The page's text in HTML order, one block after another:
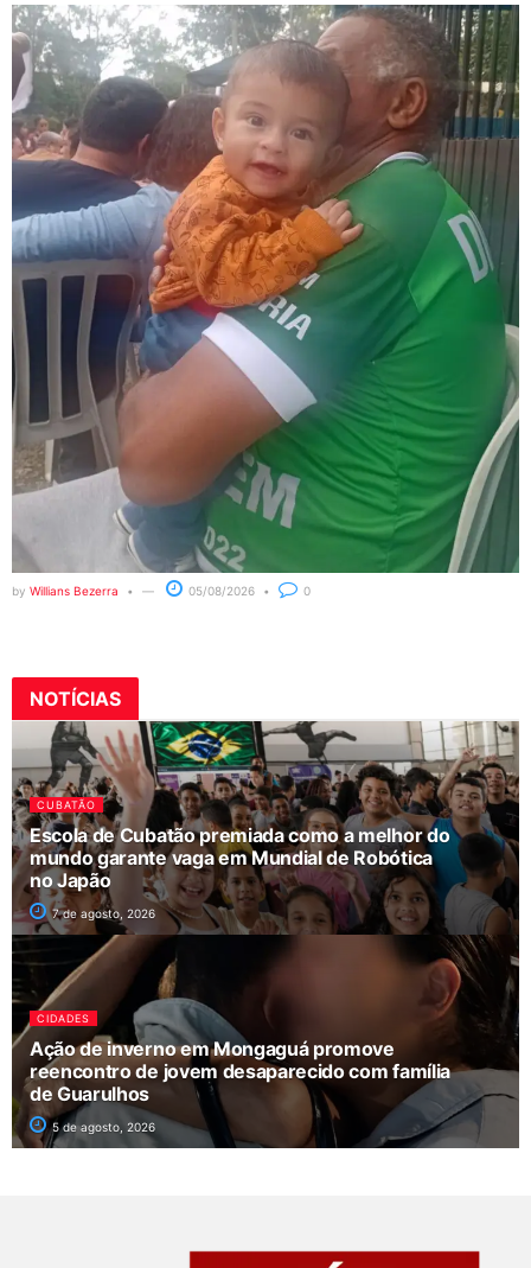
by Willians Bezerra 05/08/2026 0
NOTÍCIAS
CUBATÃO
Escola de Cubatão premiada como a melhor do
mundo garante vaga em Mundial de Robótica
no Japão
7 de agosto, 2026
CIDADES
Ação de inverno em Mongaguá promove
reencontro de jovem desaparecido com família
de Guarulhos
5 de agosto, 2026